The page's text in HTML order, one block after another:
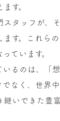
す。
スタッフが、
す。これら
ています。
るのは、「
でなく、世界
継いできた豊